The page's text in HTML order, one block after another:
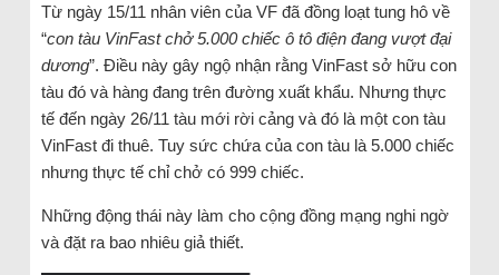
Từ ngày 15/11 nhân viên của VF đã đồng loạt tung hô về
“con tàu VinFast chở 5.000 chiếc ô tô điện đang vượt đại
dương”. Điều này gây ngộ nhận rằng VinFast sở hữu con
tàu đó và hàng đang trên đường xuất khẩu. Nhưng thực
tế đến ngày 26/11 tàu mới rời cảng và đó là một con tàu
VinFast đi thuê. Tuy sức chứa của con tàu là 5.000 chiếc
nhưng thực tế chỉ chở có 999 chiếc.
Những động thái này làm cho cộng đồng mạng nghi ngờ
và đặt ra bao nhiêu giả thiết.